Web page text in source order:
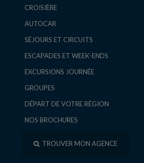
CROISIÈRE
AUTOCAR
SÉJOURS ET CIRCUITS
ESCAPADES ET WEEK-ENDS
EXCURSIONS JOURNÉE
GROUPES
DÉPART DE VOTRE RÉGION
NOS BROCHURES
TROUVER MON AGENCE